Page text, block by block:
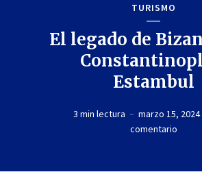
TURISMO
El legado de
Estambul
3 min lectura marzo 15, 2024
comentario